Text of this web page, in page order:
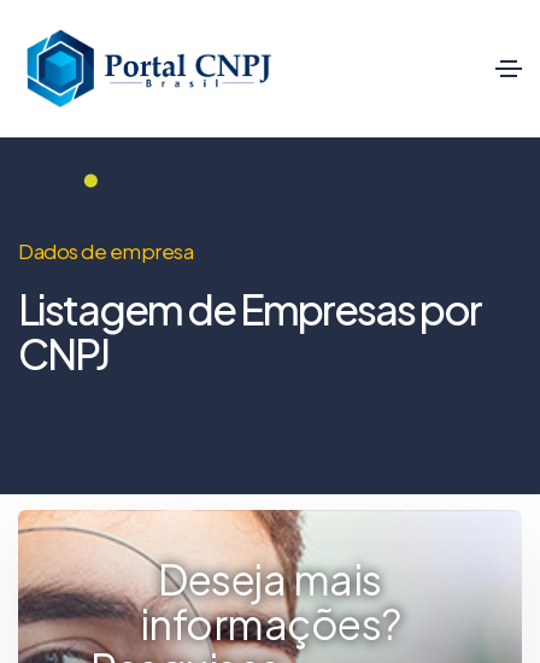
Dados de empresa
Listagem de Empresas por
CNPJ
Deseja mais
informações?